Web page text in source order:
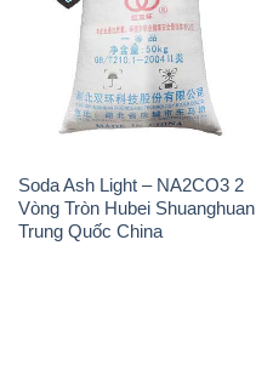
Soda Ash Light – NA2CO3 2
Vòng Tròn Hubei Shuanghuan
Trung Quốc China